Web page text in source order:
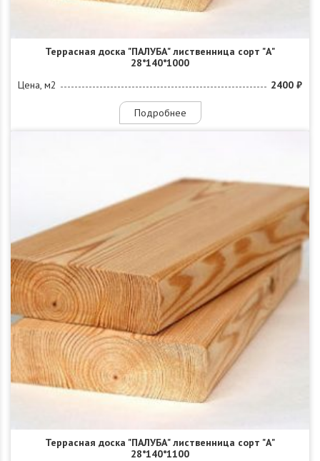
Террасная доска "ПАЛУБА" лиственница сорт "А"
28*140*1000
Цена, м2
2400 ₽
Подробнее
Террасная доска "ПАЛУБА" лиственница сорт "А"
28*140*1100